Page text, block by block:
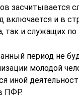
засчитывается
и в
так и служащих по
период не
молодой
иной
ПФР.